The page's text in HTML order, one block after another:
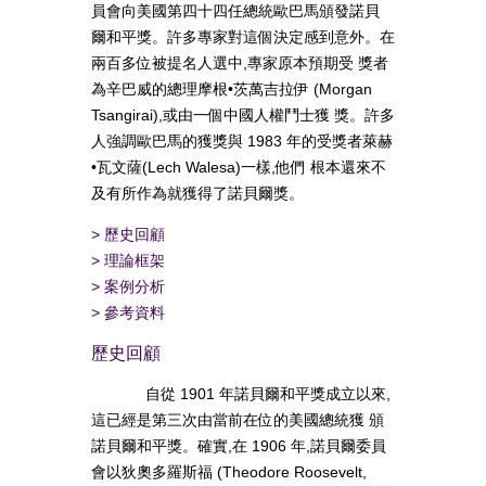
員會向美國第四十四任總統歐巴馬頒發諾貝
爾和平獎。許多專家對這個決定感到意外。在
兩百多位被提名人選中,專家原本預期受 獎者
為辛巴威的總理摩根•茨萬吉拉伊 (Morgan
Tsangirai),或由一個中國人權鬥士獲 獎。許多
人強調歐巴馬的獲獎與 1983 年的受獎者萊赫
•瓦文薩(Lech Walesa)一樣,他們 根本還來不
及有所作為就獲得了諾貝爾獎。
> 歷史回顧
> 理論框架
> 案例分析
> 參考資料
歷史回顧
自從 1901 年諾貝爾和平獎成立以來,
這已經是第三次由當前在位的美國總統獲 頒
諾貝爾和平獎。確實,在 1906 年,諾貝爾委員
會以狄奧多羅斯福 (Theodore Roosevelt,